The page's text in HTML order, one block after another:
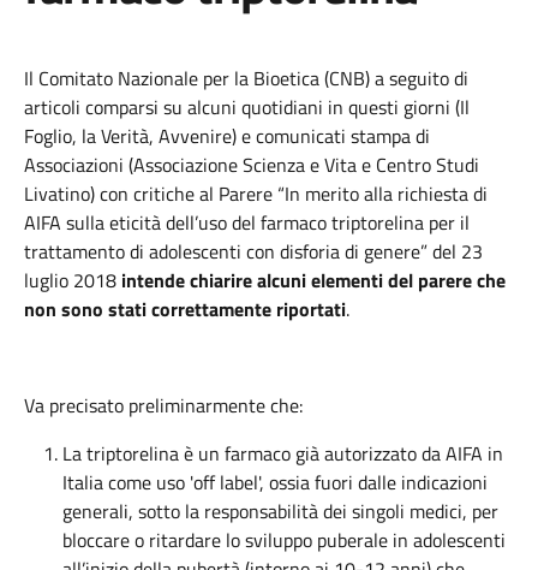
Il Comitato Nazionale per la Bioetica (CNB) a seguito di
articoli comparsi su alcuni quotidiani in questi giorni (Il
Foglio, la Verità, Avvenire) e comunicati stampa di
Associazioni (Associazione Scienza e Vita e Centro Studi
Livatino) con critiche al Parere “In merito alla richiesta di
AIFA sulla eticità dell’uso del farmaco triptorelina per il
trattamento di adolescenti con disforia di genere” del 23
luglio 2018 intende chiarire alcuni elementi del parere che
non sono stati correttamente riportati.
Va precisato preliminarmente che:
La triptorelina è un farmaco già autorizzato da AIFA in
Italia come uso 'off label', ossia fuori dalle indicazioni
generali, sotto la responsabilità dei singoli medici, per
bloccare o ritardare lo sviluppo puberale in adolescenti